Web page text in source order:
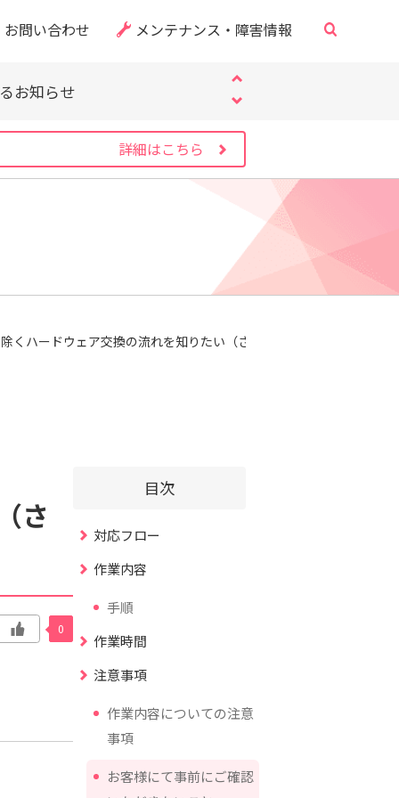
お問い合わせ メンテナンス・障害情報
・CVE-2026-60137）
お知らせ
イト」にご注意ください
お知らせ
詳細はこちら
くハードウェア交換の流れを知りたい（さくらの専用サーバ）
さ
0
目次
対応フロー
作業内容
手順
作業時間
注意事項
作業内容についての注意
事項
お客様にて事前にご確認